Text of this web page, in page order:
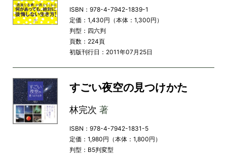
ISBN：978-4-7942-1839-1
定価：1,430円（本体：1,300円）
判型：四六判
頁数：224頁
初版刊行日：2011年07月25日
すごい夜空の見つけかた
林完次 著
ISBN：978-4-7942-1831-5
定価：1,980円（本体：1,800円）
判型：B5判変型